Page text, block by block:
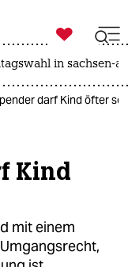

taz zahl ich
in sachsen-
darf Kind öfter
Kind
mit einem